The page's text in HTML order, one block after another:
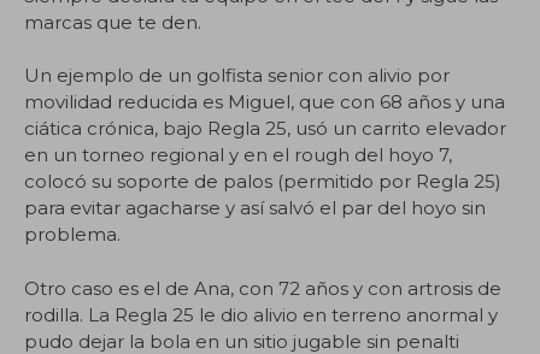
marcas que te den.
Un ejemplo de un golfista senior con alivio por
movilidad reducida es Miguel, que con 68 años y una
ciática crónica, bajo Regla 25, usó un carrito elevador
en un torneo regional y en el rough del hoyo 7,
colocó su soporte de palos (permitido por Regla 25)
para evitar agacharse y así salvó el par del hoyo sin
problema.
Otro caso es el de Ana, con 72 años y con artrosis de
rodilla. La Regla 25 le dio alivio en terreno anormal y
pudo dejar la bola en un sitio jugable sin penalti